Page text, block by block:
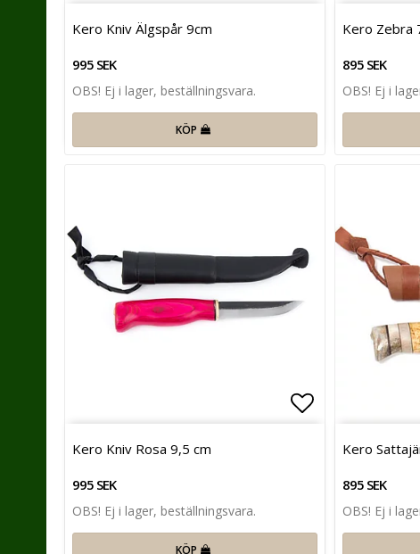
Lägg till i
Kero Kniv Älgspår 9cm
995 SEK
OBS! Ej i lager, beställningsvara.
KÖP
Kero Zebra
895 SEK
OBS! Ej i
Lägg till i
Kero Kniv Rosa 9,5 cm
995 SEK
OBS! Ej i lager, beställningsvara.
KÖP
Kero
895 SEK
OBS! Ej i